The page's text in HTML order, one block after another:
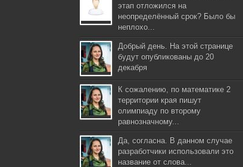
этап отложился на
неопределённый срок? Было бы
неплохо...
Добрый день. На этой странице
будут опубликованы до 20
декабря
К сожалению, по математике 2
территории края пишут
олимпиаду по второму
равнозначному...
Да, согласна. В данном случае
разработчики использовали это
название от слова...